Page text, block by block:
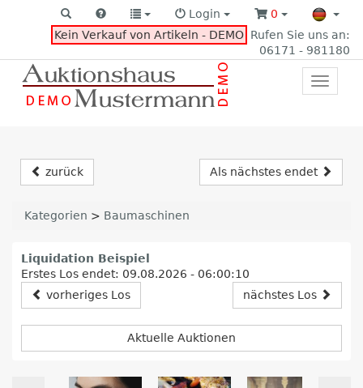
Login
0
Kein Verkauf von Artikeln - DEMO Rufen Sie uns an:
06171 - 981180
Toggle
zurück Als nächstes endet
Kategorien > Baumaschinen
Liquidation Beispiel
Erstes Los endet: 09.08.2026 - 06:00:10
vorheriges Los
nächstes Los
Aktuelle Auktionen